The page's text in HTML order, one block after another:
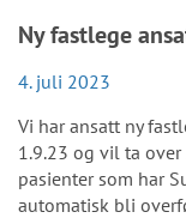
Ny fastlege
4. juli 2023
Vi har ansatt ny
1.9.23 og vil ta
pasienter som har
automatisk bli